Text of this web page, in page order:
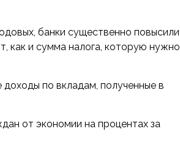
банки существенно повысили
как и сумма налога, которую нужно
по вкладам, полученные в
от экономии на процентах за